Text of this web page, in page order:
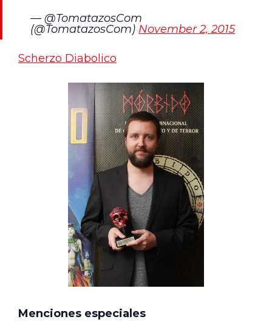
— @TomatazosCom
(@TomatazosCom) November 2, 2015
Scherzo Diabolico
Menciones especiales